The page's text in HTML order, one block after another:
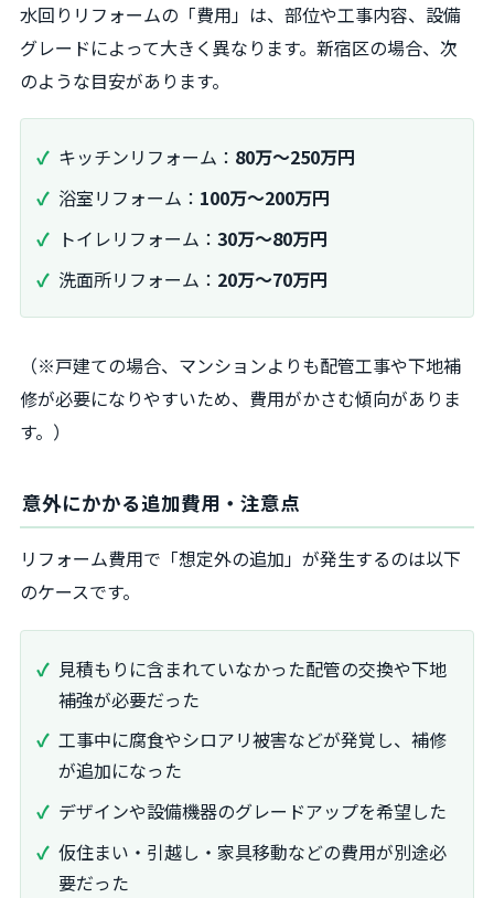
水回りリフォームの「費用」は、部位や工事内容、設備
グレードによって大きく異なります。新宿区の場合、次
のような目安があります。
キッチンリフォーム： 80万～250万円
浴室リフォーム： 100万～200万円
トイレリフォーム： 30万～80万円
洗面所リフォーム： 20万～70万円
（※戸建ての場合、マンションよりも配管工事や下地補
修が必要になりやすいため、費用がかさむ傾向がありま
す。）
意外にかかる追加費用・注意点
リフォーム費用で「想定外の追加」が発生するのは以下
のケースです。
見積もりに含まれていなかった配管の交換や下地
補強が必要だった
工事中に腐食やシロアリ被害などが発覚し、補修
が追加になった
デザインや設備機器のグレードアップを希望した
仮住まい・引越し・家具移動などの費用が別途必
要だった